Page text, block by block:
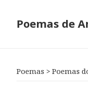
Poemas de
Poemas >Poemas